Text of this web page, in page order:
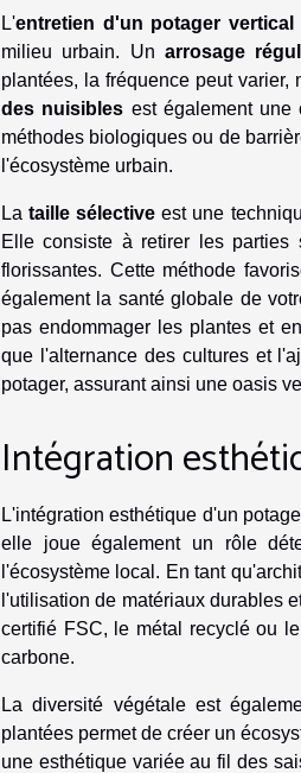
L'entretien d'un potager vertical
milieu urbain. Unarrosage
plantées, la fréquence peut
des nuisibles est également une
méthodes biologiques ou de
l'écosystème urbain.
Lataille sélective est une
Elle consiste à retirer les parties
florissantes. Cette méthode
également la santé globale de
pas endommager les plantes et
que l'alternance des cultures et
potager, assurant ainsi une oasis
Intégration
L'intégration esthétique d'un
elle joue également un rôle
l'écosystème local. En tant
l'utilisation de matériaux durables
certifié FSC, le métal recyclé ou
carbone.
La diversité végétale est
plantées permet de créer un
une esthétique variée au fil des